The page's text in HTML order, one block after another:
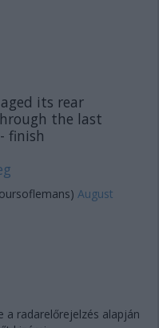
its rear
the last
finish
August
a radarelőrejelzés alapján